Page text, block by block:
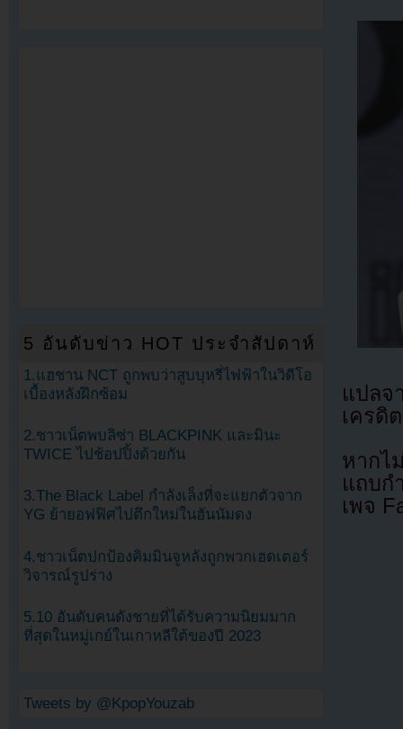
แปล
เครดิ
หากไ
แถบก
เพจ
5 อันดับข่าว HOT ประจำสัปดาห์
1.แฮชาน NCT ถูกพบว่าสูบบุหรี่ไฟฟ้าในวิดีโอ
เบื้องหลังฝึกซ้อม
2.ชาวเน็ตพบลิซ่า BLACKPINK และมินะ
TWICE ไปช้อปปิ้งด้วยกัน
3.The Black Label กำลังเล็งที่จะแยกตัวจาก
YG ย้ายอฟฟิศไปตึกใหม่ในฮันนัมดง
4.ชาวเน็ตปกป้องคิมมินจูหลังถูกพวกเฮดเตอร์
วิจารณ์รูปร่าง
5.10 อันดับคนดังชายที่ได้รับความนิยมมาก
ที่สุดในหมู่เกย์ในเกาหลีใต้ของปี 2023
Tweets by @KpopYouzab